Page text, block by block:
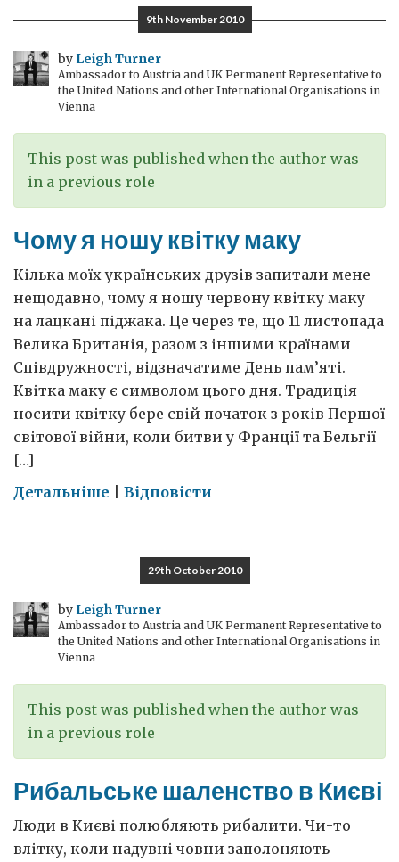
Донецьку
9th November 2010
by Leigh Turner
Ambassador to Austria and UK Permanent Representative to
the United Nations and other International Organisations in
Vienna
This post was published when the author was
in a previous role
Чому я ношу квітку маку
Кілька моїх українських друзів запитали мене
нещодавно, чому я ношу червону квітку маку
на лацкані піджака. Це через те, що 11 листопада
Велика Британія, разом з іншими країнами
Співдружності, відзначатиме День пам’яті.
Квітка маку є символом цього дня. Традиція
носити квітку бере свій початок з років Першої
світової війни, коли битви у Франції та Бельгії
[…]
Детальніше on
ношу
квітку
маку
Відповісти
29th October 2010
by Leigh Turner
Ambassador to Austria and UK Permanent Representative to
the United Nations and other International Organisations in
Vienna
This post was published when the author was
in a previous role
Рибальське шаленство в Києві
Люди в Києві полюбляють рибалити. Чи-то
влітку, коли надувні човни заполоняють